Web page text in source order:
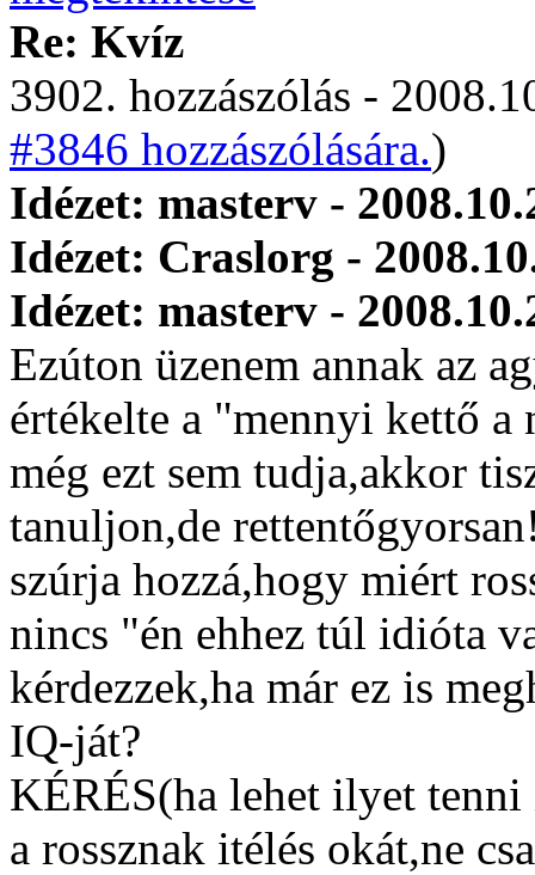
Re: Kvíz
3902. hozzászólás -
#3846 hozzászólására.)
Idézet: masterv -
Idézet: Craslorg -
Idézet: masterv -
Ezúton üzenem annak az
értékelte a "mennyi kettő a
még ezt sem tudja,akkor
tanuljon,de
szúrja hozzá,hogy miért
nincs "én ehhez túl idióta
kérdezzek,ha már ez is
IQ-ját?
KÉRÉS(ha lehet ilyet
a rossznak itélés okát,ne